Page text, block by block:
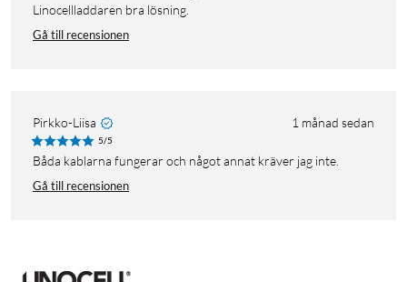
Linocellladdaren bra lösning.
Gå till recensionen
Pirkko-Liisa 1 månad sedan
5/5
Båda kablarna fungerar och något annat kräver jag inte.
Gå till recensionen